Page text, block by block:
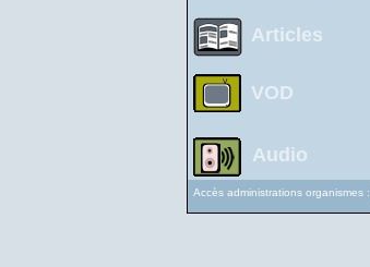
Articles
VOD
Audio
Accès administrations organismes :